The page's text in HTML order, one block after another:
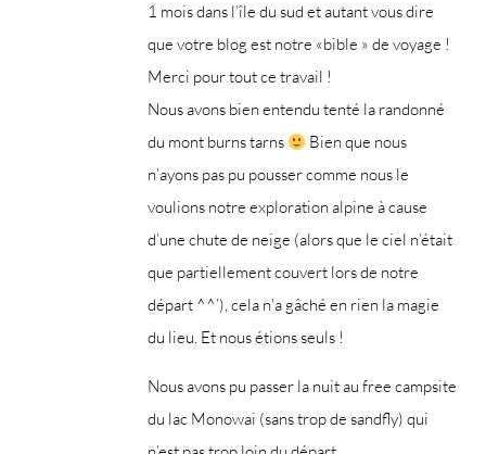
1 mois dans l’île du sud et autant vous dire
que votre blog est notre «bible » de voyage !
Merci pour tout ce travail !
Nous avons bien entendu tenté la randonné
du mont burns tarns
Bien que nous
n’ayons pas pu pousser comme nous le
voulions notre exploration alpine à cause
d’une chute de neige (alors que le ciel n’était
que partiellement couvert lors de notre
départ ^^’), cela n’a gâché en rien la magie
du lieu. Et nous étions seuls !
Nous avons pu passer la nuit au free campsite
du lac Monowai (sans trop de sandfly) qui